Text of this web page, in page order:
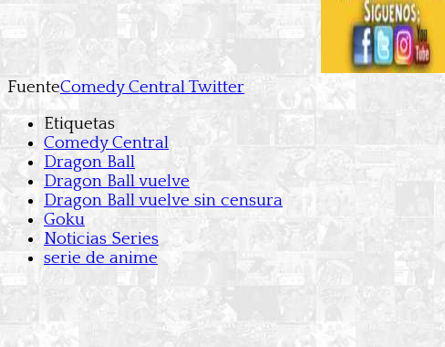
FuenteComedy Central Twitter
Etiquetas
Comedy Central
Dragon Ball
Dragon Ball vuelve
Dragon Ball vuelve sin censura
Goku
Noticias Series
serie de anime